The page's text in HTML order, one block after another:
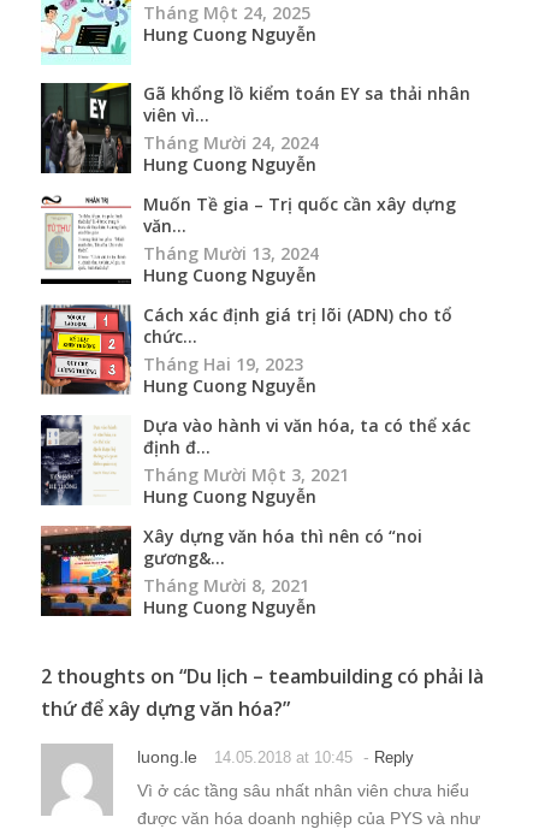
Tháng Một 24, 2025
Hung Cuong Nguyễn
Gã khổng lồ kiểm toán EY sa thải nhân
viên vì...
Tháng Mười 24, 2024
Hung Cuong Nguyễn
Muốn Tề gia – Trị quốc cần xây dựng
văn...
Tháng Mười 13, 2024
Hung Cuong Nguyễn
Cách xác định giá trị lõi (ADN) cho tổ
chức...
Tháng Hai 19, 2023
Hung Cuong Nguyễn
Dựa vào hành vi văn hóa, ta có thể xác
định đ...
Tháng Mười Một 3, 2021
Hung Cuong Nguyễn
Xây dựng văn hóa thì nên có “noi
gương&...
Tháng Mười 8, 2021
Hung Cuong Nguyễn
2 thoughts on “Du lịch – teambuilding có phải là
thứ để xây dựng văn hóa?”
luong.le 14.05.2018 at 10:45 - Reply
Vì ở các tầng sâu nhất nhân viên chưa hiểu
được văn hóa doanh nghiệp của PYS và như